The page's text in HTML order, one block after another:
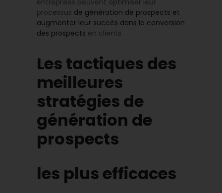
processus de génération de prospects et
augmenter leur succès dans la conversion
des prospects en clients.
Les tactiques des
meilleures
stratégies de
génération de
prospects
les plus efficaces